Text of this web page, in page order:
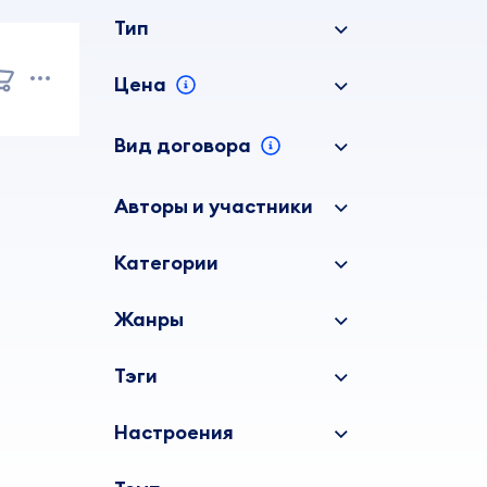
Тип
Цена
Вид договора
Авторы и участники
Категории
Жанры
Тэги
Настроения